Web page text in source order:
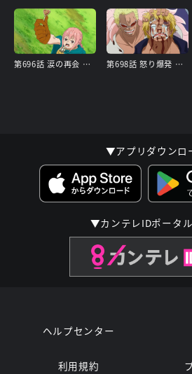
第696話 涙の再会 レベッカとキュロス! 第698話 怒り爆発 ルフィ・ロー最強の秘策
▼アプリダウンロ
▼カンテレIDポータ
ヘルプセンター
利用規約